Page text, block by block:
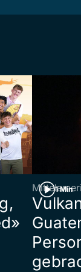
1 Min